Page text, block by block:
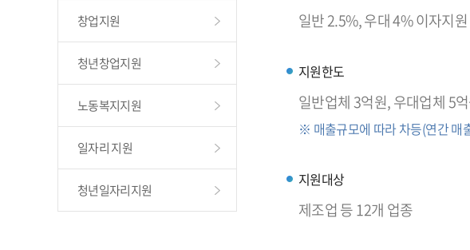
창업지원
청년창업지원
노동복지지원
일자리 지원
청년일자리지원
일반 2.5%, 우대 4% 이자지
지원한도
일반업체 3억원, 우대업체 5
※ 매출규모에 따라 차등(연간 매
지원대상
제조업 등 12개 업종